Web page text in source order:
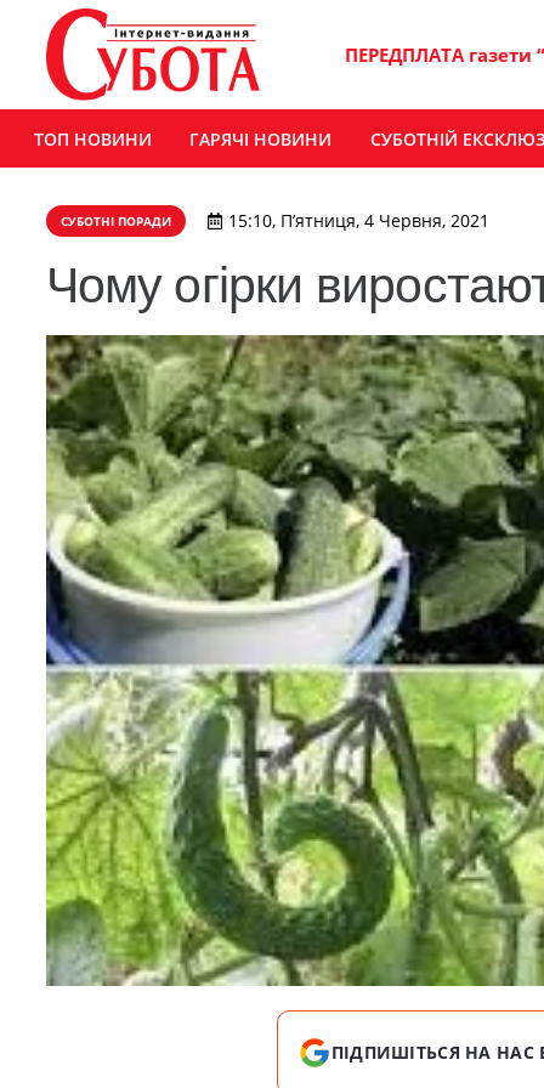
ПЕРЕДПЛАТА газети
ТОП НОВИНИ ГАРЯЧІ НОВИНИ СУБОТНІЙ
СУБОТНІ ПОРАДИ 15:10, П’ятниця, 4 Червня, 2021
Чому огірки
ПІДПИШІТЬСЯ НА НАС В